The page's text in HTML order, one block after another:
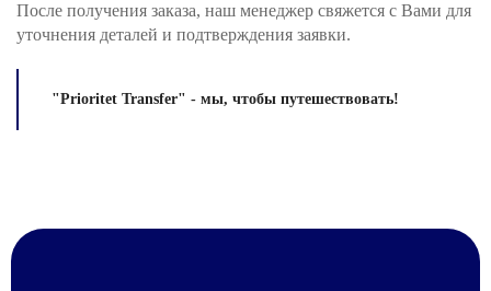
После получения заказа, наш менеджер свяжется с Вами для
уточнения деталей и подтверждения заявки.
"Prioritet Transfer" - мы, чтобы путешествовать!